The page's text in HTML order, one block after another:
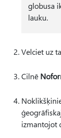
globusa
lauku.
Velciet uz
Cilnē
izmantojot